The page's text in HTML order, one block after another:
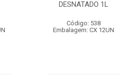
DESNATADO 1L
Código: 538
Embalagem: CX 12UN